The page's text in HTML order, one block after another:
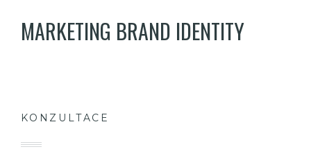
MARKETING BRAND IDENTITY
KONZULTACE